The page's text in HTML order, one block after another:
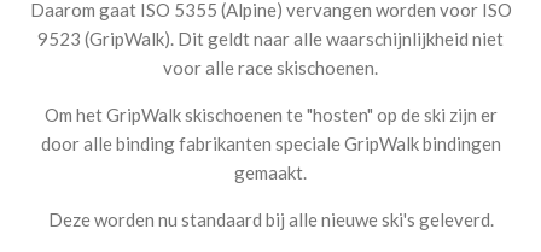
Daarom gaat ISO 5355 (Alpine) vervangen worden voor ISO
9523 (GripWalk). Dit geldt naar alle waarschijnlijkheid niet
voor alle race skischoenen.
Om het GripWalk skischoenen te "hosten" op de ski zijn er
door alle binding fabrikanten speciale GripWalk bindingen
gemaakt.
Deze worden nu standaard bij alle nieuwe ski's geleverd.